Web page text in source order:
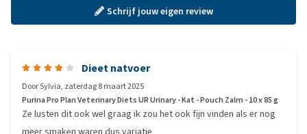
Schrijf jouw eigen review
Dieet natvoer
DoorSylvia, zaterdag 8 maart 2025
Purina Pro Plan Veterinary Diets UR Urinary - Kat - Pouch Zalm - 10 x 85 g
Ze lusten dit ook wel graag ik zou het ook fijn vinden als er nog